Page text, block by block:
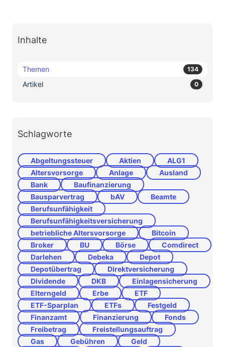
Inhalte
Themen 134
Artikel 0
Schlagworte
Abgeltungssteuer Aktien
ALG1
Altersvorsorge
Anlage
Ausland
Bank
Baufinanzierung
Bausparvertrag
bAV
Beamte
Berufsunfähigkeit
Berufsunfähigkeitsversicherung
betriebliche Altersvorsorge
Bitcoin
Broker
BU Börse
Comdirect
Darlehen
Debeka
Depot
Depotübertrag
Direktversicherung
Dividende
DKB
Einlagensicherung
Elterngeld
Erbe
ETF
ETF-Sparplan
ETFs
Festgeld
Finanzamt
Finanzierung
Fonds
Freibetrag
Freistellungsauftrag
Gas
Gebühren
Geld